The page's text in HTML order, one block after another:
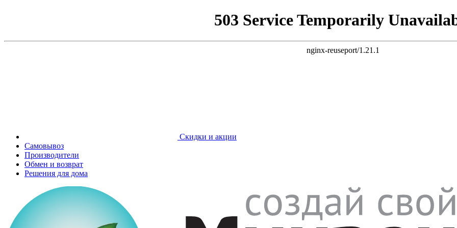
503 Service Temporarily
nginx-reuseport/1.21.1
Скидки и акции
Самовывоз
Производители
Обмен и возврат
Решения для дома